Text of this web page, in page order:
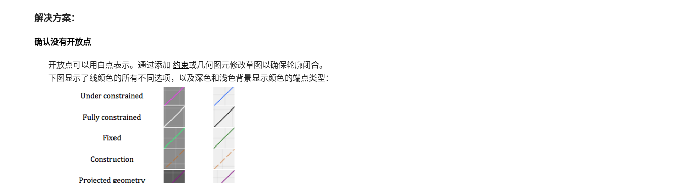
解决方案：
确认没有开放点
开放点可以用白点表示。通过添加约束或几何图元修改草图以确保轮廓闭合。
下图显示了线颜色的所有不同选项，以及深色和浅色背景显示颜色的端点类型：